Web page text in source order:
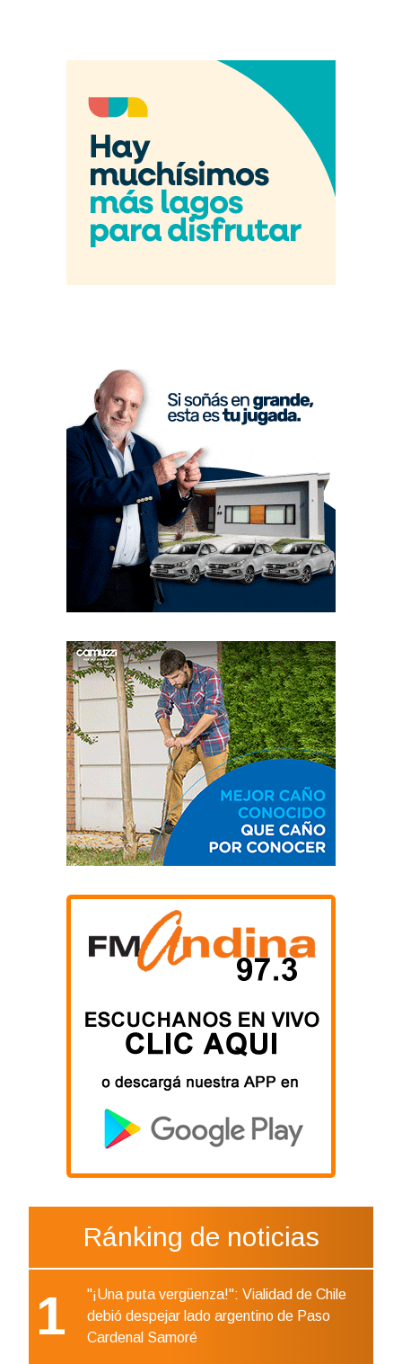
Ránking de noticias
1
"¡Una puta vergüenza!": Vialidad de Chile
debió despejar lado argentino de Paso
Cardenal Samoré